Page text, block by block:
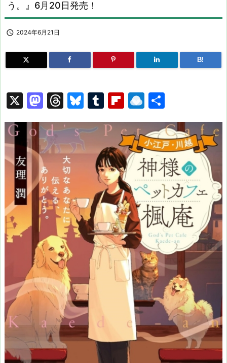
う。』6月20日発売！
 2024年6月21日
B!
X
M
a
st
o
d
o
n
T
hr
e
a
d
s
Bl
u
e
s
k
T
u
m
bl
r
Fl
ip
b
o
ar
d
R
ai
n
dr
o
p.
io
有